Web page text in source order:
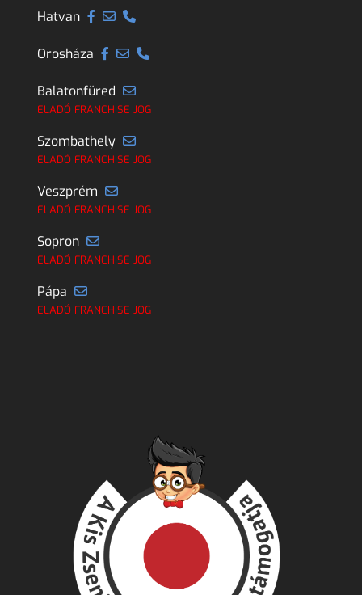
Hatvan
Orosháza
Balatonfüred
ELADÓ FRANCHISE JOG
Szombathely
ELADÓ FRANCHISE JOG
Veszprém
ELADÓ FRANCHISE JOG
Sopron
ELADÓ FRANCHISE JOG
Pápa
ELADÓ FRANCHISE JOG